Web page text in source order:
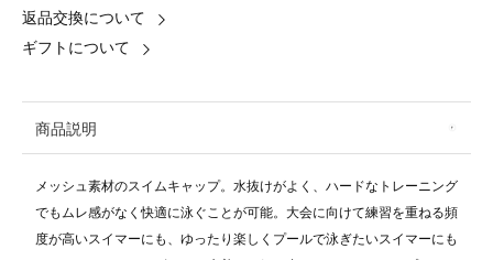
返品交換について
ギフトについて
商品説明
メッシュ素材のスイムキャップ。水抜けがよく、ハードなトレーニング
でもムレ感がなく快適に泳ぐことが可能。大会に向けて練習を重ねる頻
度が高いスイマーにも、ゆったり楽しくプールで泳ぎたいスイマーにも